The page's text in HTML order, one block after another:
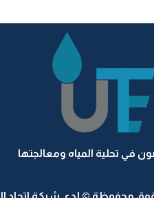
في تحلية المياه ومعالجتها